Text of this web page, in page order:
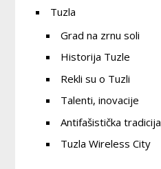
Tuzla
Grad na zrnu soli
Historija Tuzle
Rekli su o Tuzli
Talenti, inovacije
Antifašistička tradicija
Tuzla Wireless City